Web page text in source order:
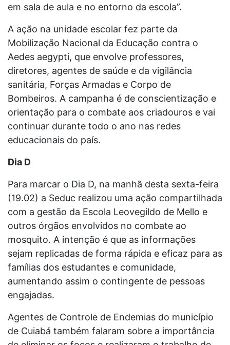
em sala de aula e no entorno da escola”.
A ação na unidade escolar fez parte da
Mobilização Nacional da Educação contra o
Aedes aegypti, que envolve professores,
diretores, agentes de saúde e da vigilância
sanitária, Forças Armadas e Corpo de
Bombeiros. A campanha é de conscientização e
orientação para o combate aos criadouros e vai
continuar durante todo o ano nas redes
educacionais do país.
Dia D
Para marcar o Dia D, na manhã desta sexta-feira
(19.02) a Seduc realizou uma ação compartilhada
com a gestão da Escola Leovegildo de Mello e
outros órgãos envolvidos no combate ao
mosquito. A intenção é que as informações
sejam replicadas de forma rápida e eficaz para as
famílias dos estudantes e comunidade,
aumentando assim o contingente de pessoas
engajadas.
Agentes de Controle de Endemias do município
de Cuiabá também falaram sobre a importância